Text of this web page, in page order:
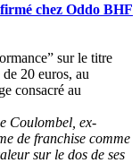
chez Oddo BHF
sur le titre
20 euros, au
consacré au
Coulombel, ex-
de franchise comme
sur le dos de ses